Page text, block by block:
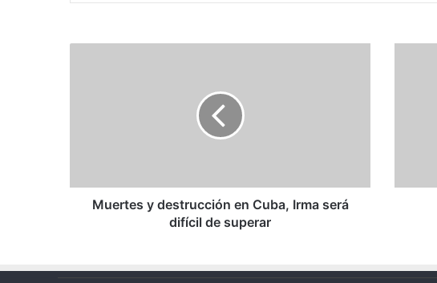
de
superarMuertes y destrucción en Cuba, Irma será
difícil de superar